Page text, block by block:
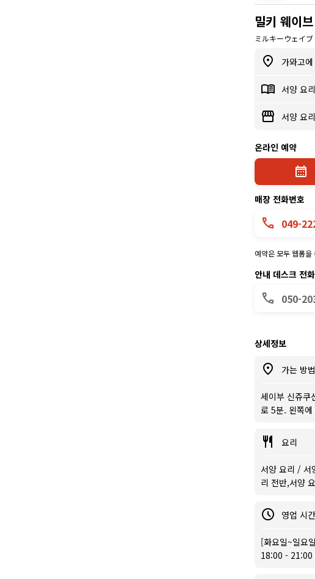
밀키 웨이브
ミルキーウェイブ
가와고에
서양 요리
서양 요리
온라인 예약
매장 전화번호
049-
예약은 모두 웹폼
안내 데스크 전
050-
상세정보
가는 방법
세이부 신쥬쿠
로 5분. 왼쪽에
요리
서양 요리 / 서
리 전반,서양
영업 시간
[화요일~일요
18:00 - 21:00